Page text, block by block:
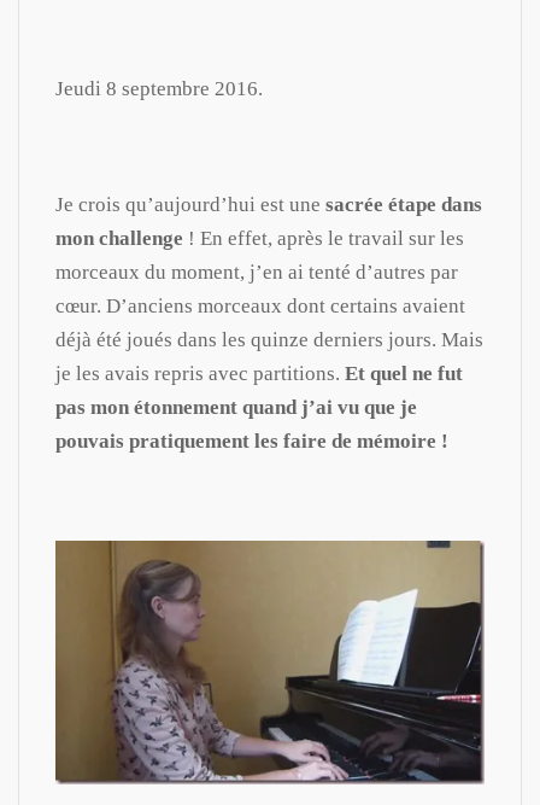
Jeudi 8 septembre 2016.
Je crois qu’aujourd’hui est une sacrée étape dans
mon challenge ! En effet, après le travail sur les
morceaux du moment, j’en ai tenté d’autres par
cœur. D’anciens morceaux dont certains avaient
déjà été joués dans les quinze derniers jours. Mais
je les avais repris avec partitions. Et quel ne fut
pas mon étonnement quand j’ai vu que je
pouvais pratiquement les faire de mémoire !